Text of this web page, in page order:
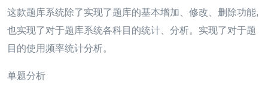
这款题库系统除了实现了题库的基本增加、修改、删除功能,
也实现了对于题库系统各科目的统计、分析。实现了对于题
目的使用频率统计分析。
单题分析